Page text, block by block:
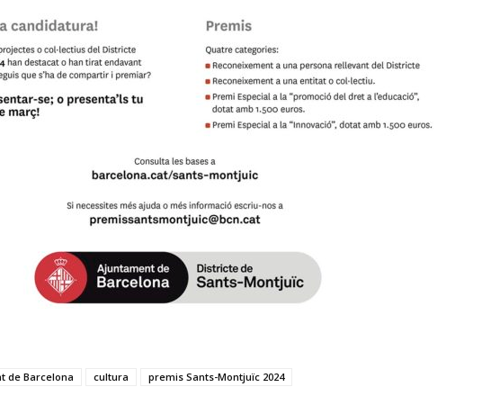
de Barcelona cultura premis Sants-Montjuïc 2024